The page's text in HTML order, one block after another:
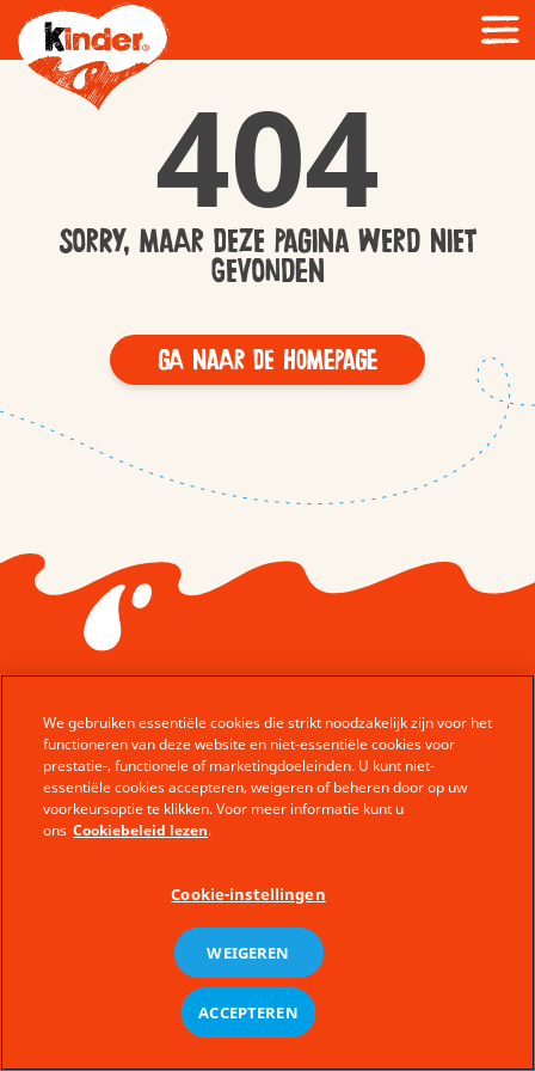
404
Sorry, maar deze pagina werd niet
gevonden
Ga naar de homepage
© Ferrero 2026 − All rights reserved
Klantendienst
Wettelijke zaken
Technische vereisten
We gebruiken essentiële cookies die strikt noodzakelijk zijn voor het
functioneren van deze website en niet-essentiële cookies voor
prestatie-, functionele of marketingdoeleinden. U kunt niet-
essentiële cookies accepteren, weigeren of beheren door op uw
voorkeursoptie te klikken. Voor meer informatie kunt u
ons Cookiebeleid lezen.
Cookie-instellingen
WEIGEREN
ACCEPTEREN